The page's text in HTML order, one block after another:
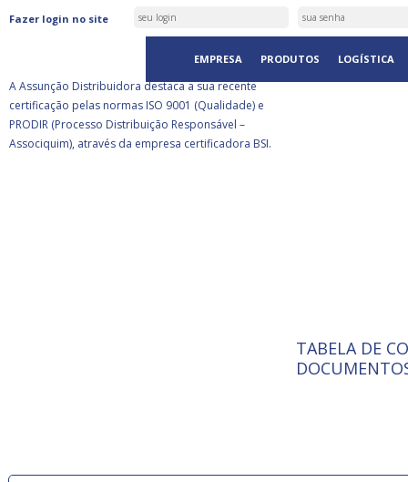
Fazer login no site
EMPRESA PRODUTOS LOGÍSTICA
ASSUNÇÃO DISTRIBUIDORA É
CERTIFICADA PELA BSI
A Assunção Distribuidora destaca a sua recente
certificação pelas normas ISO 9001 (Qualidade) e
PRODIR (Processo Distribuição Responsável –
Associquim), através da empresa certificadora BSI.
ISO 9001:
A
TABELA DE